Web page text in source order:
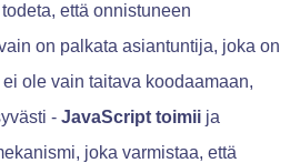
että onnistuneen
on palkata asiantuntija, joka on
ei ole vain taitava koodaamaan,
- JavaScript toimii ja
joka varmistaa, että